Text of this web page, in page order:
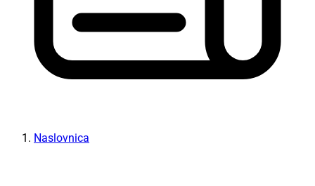
Naslovnica